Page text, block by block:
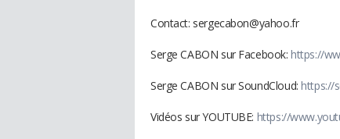
Contact: sergecabon@yahoo.fr
Serge CABON sur Facebook:https://
Serge CABON sur SoundCloud:https://
Vidéos sur YOUTUBE: https://